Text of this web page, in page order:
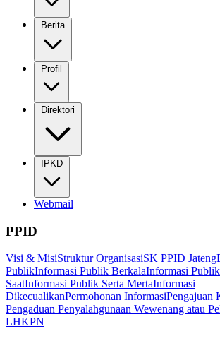
Berita
Profil
Direktori
IPKD
Webmail
PPID
Visi & MisiStruktur OrganisasiSK PPID Jateng
PublikInformasi Publik BerkalaInformasi
SaatInformasi Publik Serta MertaInformasi
DikecualikanPermohonan InformasiPengajuan
Pengaduan Penyalahgunaan Wewenang atau
LHKPN